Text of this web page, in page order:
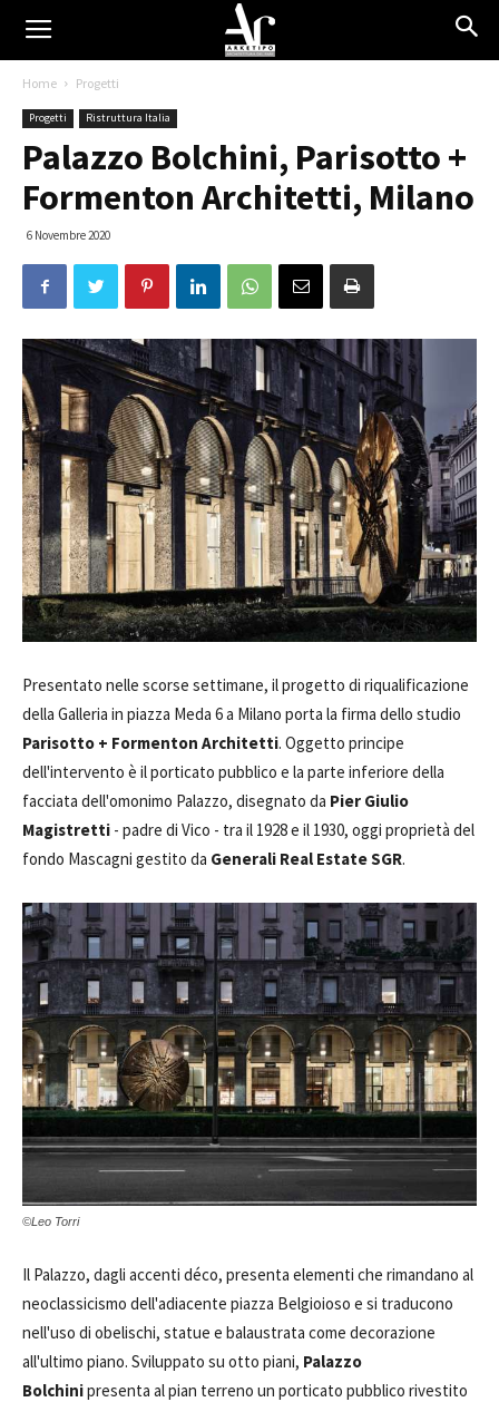
Home Progetti
Progetti Ristruttura Italia
Palazzo Bolchini, Parisotto +
Formenton Architetti, Milano
6 Novembre 2020
Presentato nelle scorse settimane, il progetto di riqualificazione
della Galleria in piazza Meda 6 a Milano porta la firma dello studio
Parisotto + Formenton Architetti. Oggetto principe
dell'intervento è il porticato pubblico e la parte inferiore della
facciata dell'omonimo Palazzo, disegnato da Pier Giulio
Magistretti - padre di Vico - tra il 1928 e il 1930, oggi proprietà del
fondo Mascagni gestito da Generali Real Estate SGR.
©Leo Torri
Il Palazzo, dagli accenti déco, presenta elementi che rimandano al
neoclassicismo dell'adiacente piazza Belgioioso e si traducono
nell'uso di obelischi, statue e balaustrata come decorazione
all'ultimo piano. Sviluppato su otto piani, Palazzo
Bolchinipresenta al pian terreno un porticato pubblico rivestito